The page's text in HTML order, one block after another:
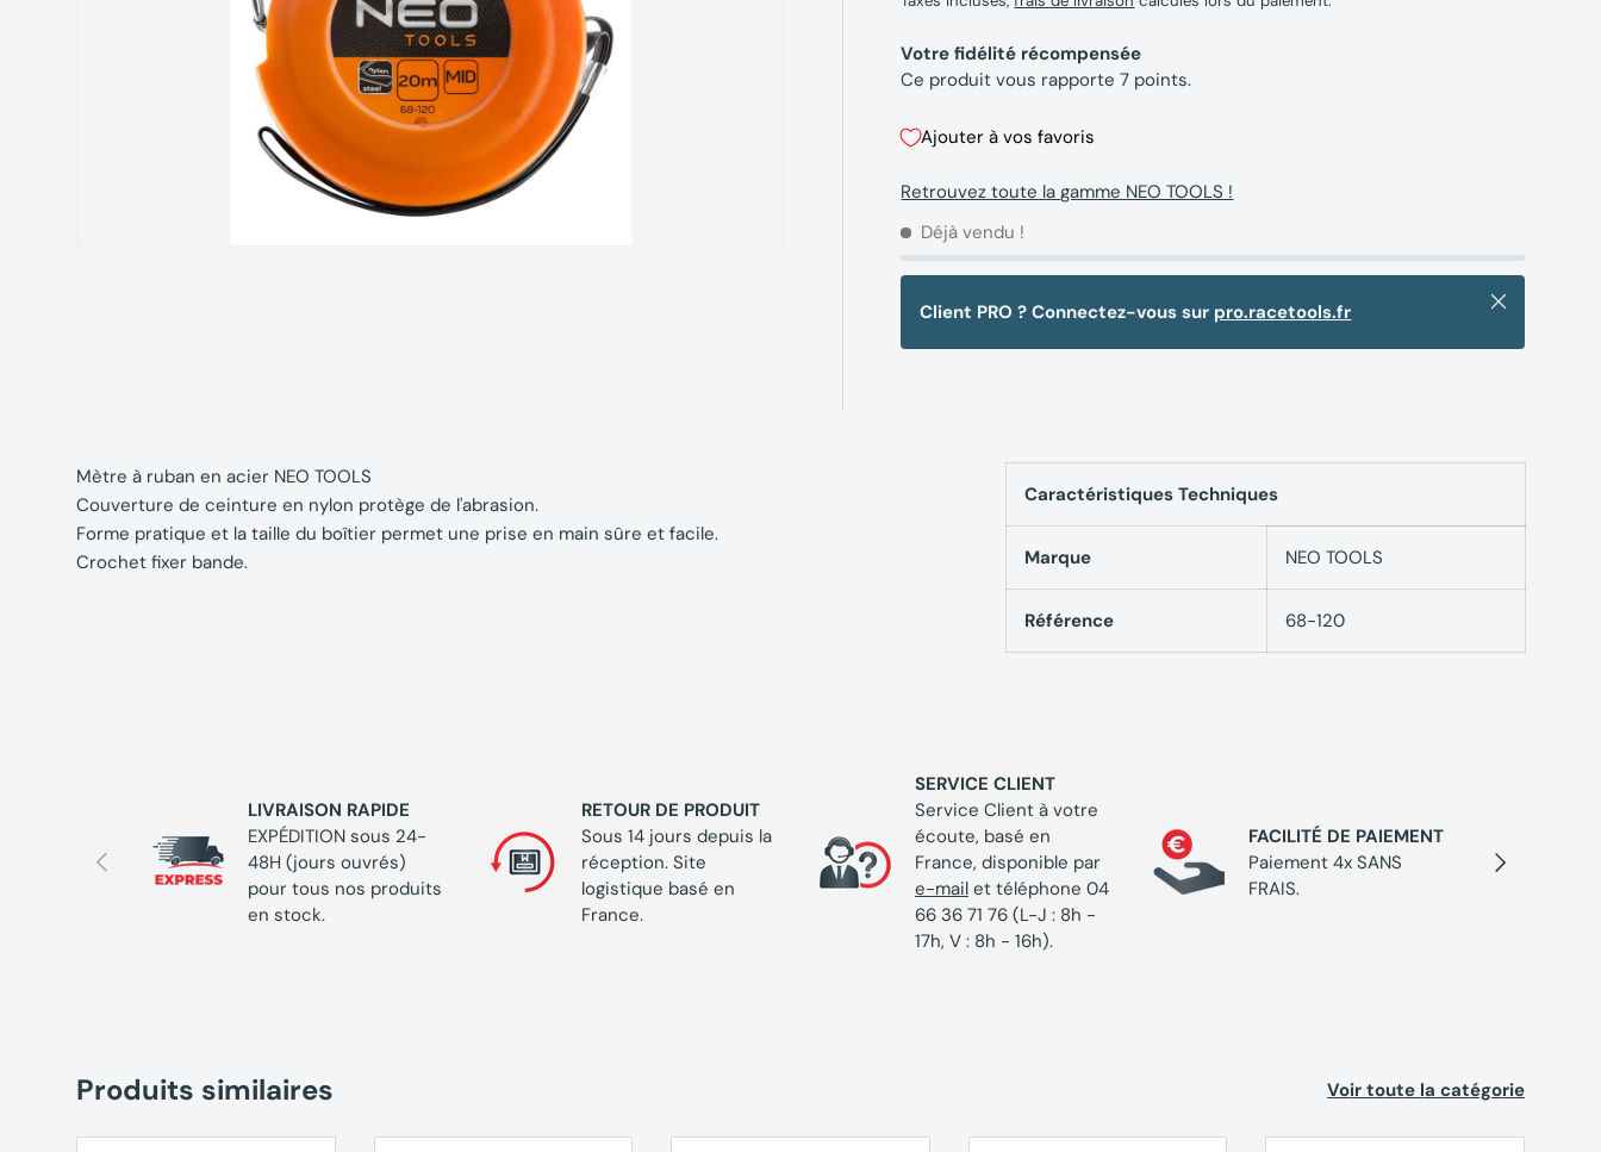
Votre fidélité récompensée
Ce produit vous rapporte7 points.
Ajouter à vos favoris
Retrouvez toute la gamme NEO TOOLS !
Déjà vendu !
Client PRO ? Connectez-vous sur pro.racetools.fr Fermer
Mètre à ruban en acier NEO TOOLS
Couverture de ceinture en nylon protège de l'abrasion.
Forme pratique et la taille du boîtier permet une prise en main sûre et facile.
Crochet fixer bande.
Caractéristiques Techniques
Marque NEO TOOLS
Référence 68-120
Précédent Suivant
LIVRAISON RAPIDE
EXPÉDITION sous 24-
48H (jours ouvrés)
pour tous nos produits
en stock.
RETOUR DE PRODUIT
Sous 14 jours depuis la
réception. Site
logistique basé en
France.
SERVICE CLIENT
Service Client à votre
écoute, basé en
France, disponible par
e-mail et téléphone 04
66 36 71 76 (L-J : 8h -
17h, V : 8h - 16h).
FACILITÉ DE PAIEMENT
Paiement 4x SANS
FRAIS.
Produits similaires Voir toute la catégorie